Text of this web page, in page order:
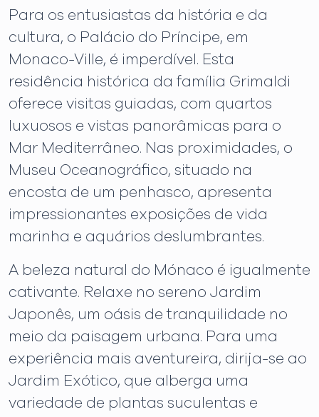
Para os entusiastas da história e da
cultura, o Palácio do Príncipe, em
Monaco-Ville, é imperdível. Esta
residência histórica da família Grimaldi
oferece visitas guiadas, com quartos
luxuosos e vistas panorâmicas para o
Mar Mediterrâneo. Nas proximidades, o
Museu Oceanográfico, situado na
encosta de um penhasco, apresenta
impressionantes exposições de vida
marinha e aquários deslumbrantes.
A beleza natural do Mónaco é igualmente
cativante. Relaxe no sereno Jardim
Japonês, um oásis de tranquilidade no
meio da paisagem urbana. Para uma
experiência mais aventureira, dirija-se ao
Jardim Exótico, que alberga uma
variedade de plantas suculentas e